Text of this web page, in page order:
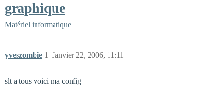
graphique
Matériel informatique
yveszombie Janvier 22, 2006, 11:11
1
slt a tous voici ma config